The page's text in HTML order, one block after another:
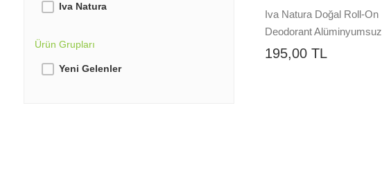
Iva Natura
Ürün Grupları
Yeni Gelenler
Iva Natura Doğal Roll-On
Deodorant Alüminyumsuz
Koku Dengeleyici Bakım
195,00 TL